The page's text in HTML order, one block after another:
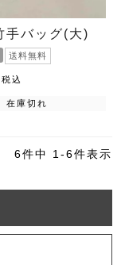
手バッグ(大)
送料無料
税込
在庫切れ
6件中 1 -6件表示